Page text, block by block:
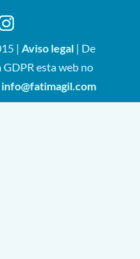
| Aviso legal| De
esta web no
info@fatimagil.com